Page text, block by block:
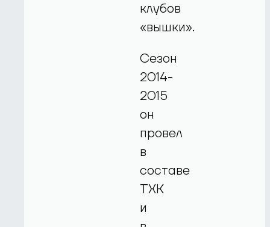
клубов
«вышки».
Сезон
2014-
2015
он
провел
в
составе
ТХК
и